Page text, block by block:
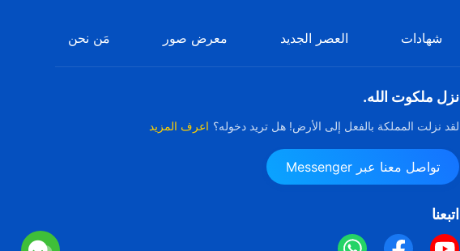
شهادات العصر الجديد معرض صور مَن نحن
نزل ملكوت الله.
لقد نزلت المملكة بالفعل إلى الأرض! هل تريد دخوله؟ اعرف المزيد
تواصل معنا عبر Messenger
اتبعنا